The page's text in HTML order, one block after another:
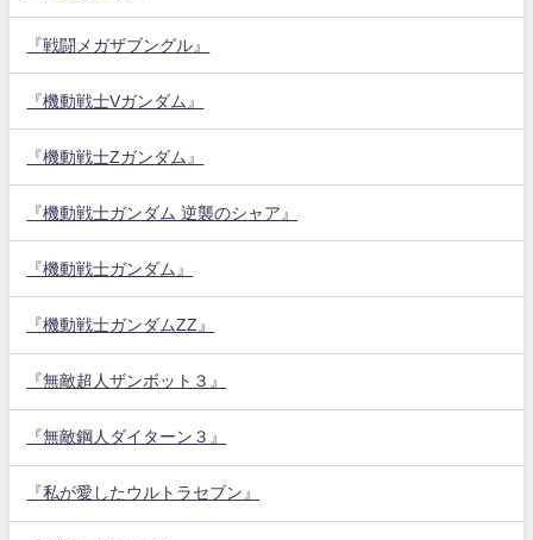
『戦闘メガザブングル』
『機動戦士Vガンダム』
『機動戦士Zガンダム』
『機動戦士ガンダム 逆襲のシャア』
『機動戦士ガンダム』
『機動戦士ガンダムZZ』
『無敵超人ザンボット３』
『無敵鋼人ダイターン３』
『私が愛したウルトラセブン』